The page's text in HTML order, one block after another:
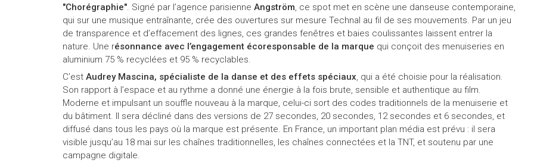
"Chorégraphie". Signé par l’agence parisienne Angström, ce spot met en scène une danseuse contemporaine,
qui sur une musique entraînante, crée des ouvertures sur mesure Technal au fil de ses mouvements. Par un jeu
de transparence et d’effacement des lignes, ces grandes fenêtres et baies coulissantes laissent entrer la
nature. Une résonnance avec l’engagement écoresponsable de la marque qui conçoit des menuiseries en
aluminium 75 % recyclées et 95 % recyclables.
C’est Audrey Mascina, spécialiste de la danse et des effets spéciaux, qui a été choisie pour la réalisation.
Son rapport à l’espace et au rythme a donné une énergie à la fois brute, sensible et authentique au film.
Moderne et impulsant un souffle nouveau à la marque, celui-ci sort des codes traditionnels de la menuiserie et
du bâtiment. Il sera décliné dans des versions de 27 secondes, 20 secondes, 12 secondes et 6 secondes, et
diffusé dans tous les pays où la marque est présente. En France, un important plan média est prévu : il sera
visible jusqu’au 18 mai sur les chaînes traditionnelles, les chaînes connectées et la TNT, et soutenu par une
campagne digitale.